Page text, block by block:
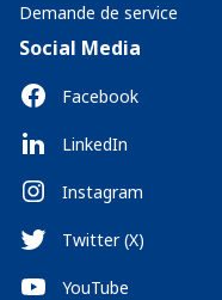
Demande de service
Social Media
Facebook
LinkedIn
Instagram
Twitter (X)
YouTube